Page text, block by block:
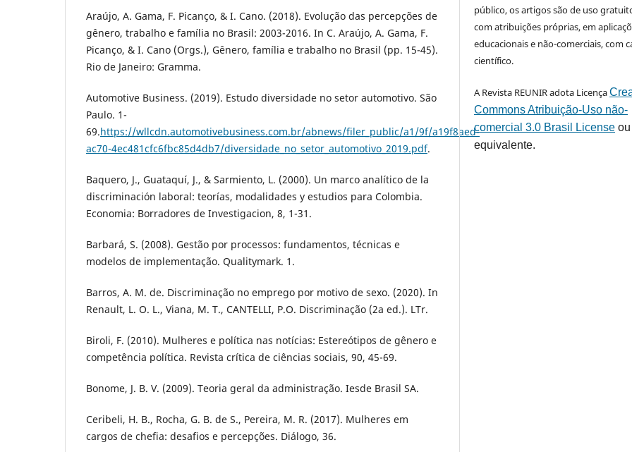
Araújo, A. Gama, F. Picanço, & I. Cano. (2018). Evolução das percepções de
gênero, trabalho e família no Brasil: 2003-2016. In C. Araújo, A. Gama, F.
Picanço, & I. Cano (Orgs.), Gênero, família e trabalho no Brasil (pp. 15-45).
Rio de Janeiro: Gramma.
Automotive Business. (2019). Estudo diversidade no setor automotivo. São
Paulo. 1-
69.https://wllcdn.automotivebusiness.com.br/abnews/filer_public/a1/9f/a19f8aed-
ac70-4ec481cfc6fbc85d4db7/diversidade_no_setor_automotivo_2019.pdf.
Baquero, J., Guataquí, J., & Sarmiento, L. (2000). Un marco analítico de la
discriminación laboral: teorías, modalidades y estudios para Colombia.
Economia: Borradores de Investigacion, 8, 1-31.
Barbará, S. (2008). Gestão por processos: fundamentos, técnicas e
modelos de implementação. Qualitymark. 1.
Barros, A. M. de. Discriminação no emprego por motivo de sexo. (2020). In
Renault, L. O. L., Viana, M. T., CANTELLI, P.O. Discriminação (2a ed.). LTr.
Biroli, F. (2010). Mulheres e política nas notícias: Estereótipos de gênero e
competência política. Revista crítica de ciências sociais, 90, 45-69.
Bonome, J. B. V. (2009). Teoria geral da administração. Iesde Brasil SA.
Ceribeli, H. B., Rocha, G. B. de S., Pereira, M. R. (2017). Mulheres em
cargos de chefia: desafios e percepções. Diálogo, 36.
público, os artigos são de uso
com atribuições próprias, em
educacionais e não-comerciais, com
científico.
A Revista REUNIR adota Licença
Commons Atribuição-Uso não-
comercial 3.0 Brasil License
equivalente.